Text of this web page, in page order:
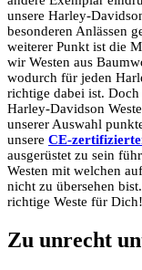
unsere Harley-
besonderen Anlässen
weiterer Punkt ist die
wir Westen aus
wodurch für jeden
richtige dabei ist.
Harley-Davidson
unserer Auswahl
unsere CE-
ausgerüstet zu sein
Westen mit welchen
nicht zu übersehen
richtige Weste für Dich!
Zu unrecht